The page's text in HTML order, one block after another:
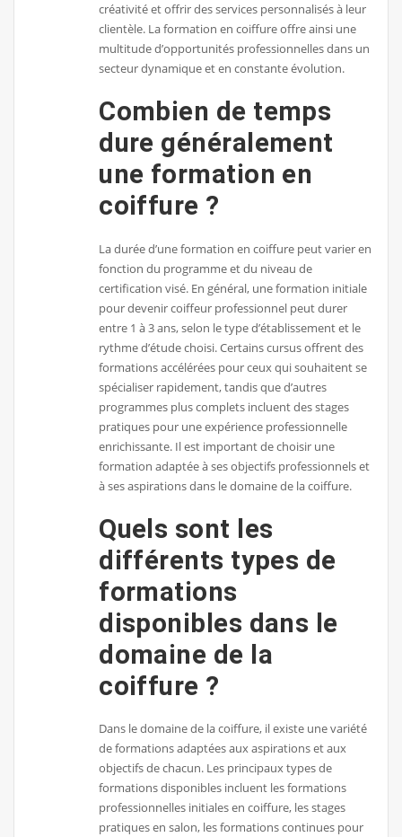
créativité et offrir des services personnalisés à leur
clientèle. La formation en coiffure offre ainsi une
multitude d’opportunités professionnelles dans un
secteur dynamique et en constante évolution.
Combien de temps
dure généralement
une formation en
coiffure ?
La durée d’une formation en coiffure peut varier en
fonction du programme et du niveau de
certification visé. En général, une formation initiale
pour devenir coiffeur professionnel peut durer
entre 1 à 3 ans, selon le type d’établissement et le
rythme d’étude choisi. Certains cursus offrent des
formations accélérées pour ceux qui souhaitent se
spécialiser rapidement, tandis que d’autres
programmes plus complets incluent des stages
pratiques pour une expérience professionnelle
enrichissante. Il est important de choisir une
formation adaptée à ses objectifs professionnels et
à ses aspirations dans le domaine de la coiffure.
Quels sont les
différents types de
formations
disponibles dans le
domaine de la
coiffure ?
Dans le domaine de la coiffure, il existe une variété
de formations adaptées aux aspirations et aux
objectifs de chacun. Les principaux types de
formations disponibles incluent les formations
professionnelles initiales en coiffure, les stages
pratiques en salon, les formations continues pour